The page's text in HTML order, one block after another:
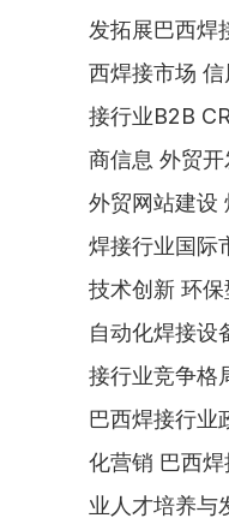
发拓展巴西焊
西焊接市场
接行业B2B
商信息 外贸
外贸网站建设
焊接行业国际
技术创新 环
自动化焊接设
接行业竞争格
巴西焊接行业
化营销 巴西
业人才培养与